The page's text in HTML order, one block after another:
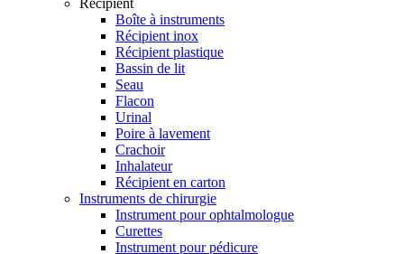
Récipient
Boîte à instruments
Récipient inox
Récipient plastique
Bassin de lit
Seau
Flacon
Urinal
Poire à lavement
Crachoir
Inhalateur
Récipient en carton
Instruments de chirurgie
Instrument pour ophtalmologue
Curettes
Instrument pour pédicure